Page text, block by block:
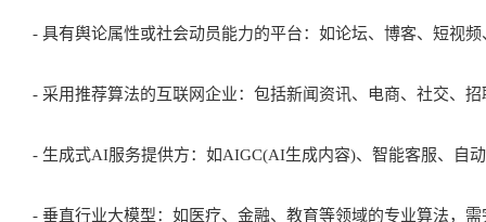
- 具有舆论属性或社会动员能力的平台：如论坛、博客、短视频
- 采用推荐算法的互联网企业：包括新闻资讯、电商、社交、招
- 生成式AI服务提供方：如AIGC(AI生成内容)、智能客服、自动
- 垂直行业大模型：如医疗、金融、教育等领域的专业算法，需